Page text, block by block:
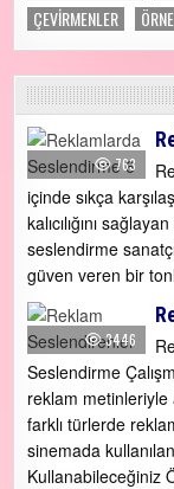
ÇEVİRMENLER
763
içinde sıkça
kalıcılığını
seslendirme
güven veren bir
3446
Seslendirme
reklam metinleriyle
farklı türlerde
sinemada
Kullanabileceğiniz